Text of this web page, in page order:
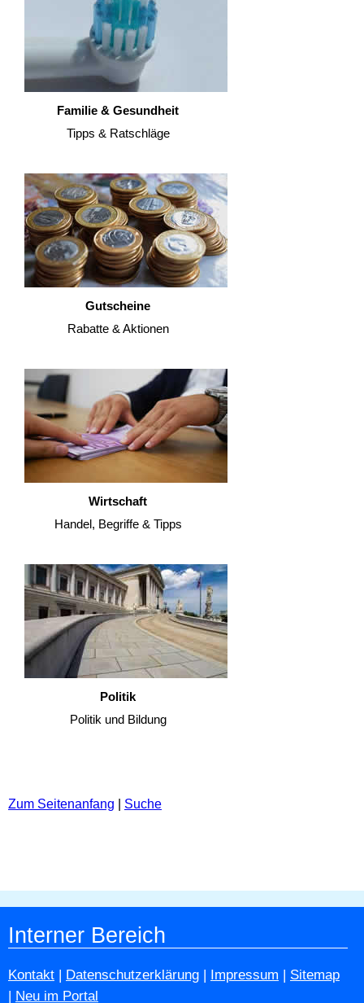
Familie & Gesundheit
Tipps & Ratschläge
Gutscheine
Rabatte & Aktionen
Wirtschaft
Handel, Begriffe & Tipps
Politik
Politik und Bildung
Zum Seitenanfang Suche
Interner Bereich
Kontakt | Datenschutzerklärung | Impressum | Sitemap
| Neu im Portal